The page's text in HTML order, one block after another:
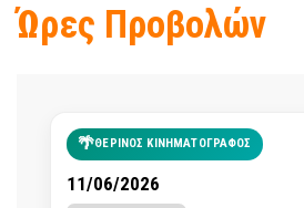
Ώρες Προβολών
🌴ΘΕΡΙΝΟΣ ΚΙΝΗΜΑΤΟΓΡΑΦΟΣ
11/06/2026